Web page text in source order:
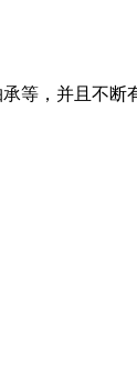
等，并且不